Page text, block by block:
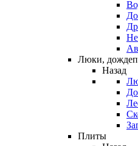
Люки,
Назад
Плиты